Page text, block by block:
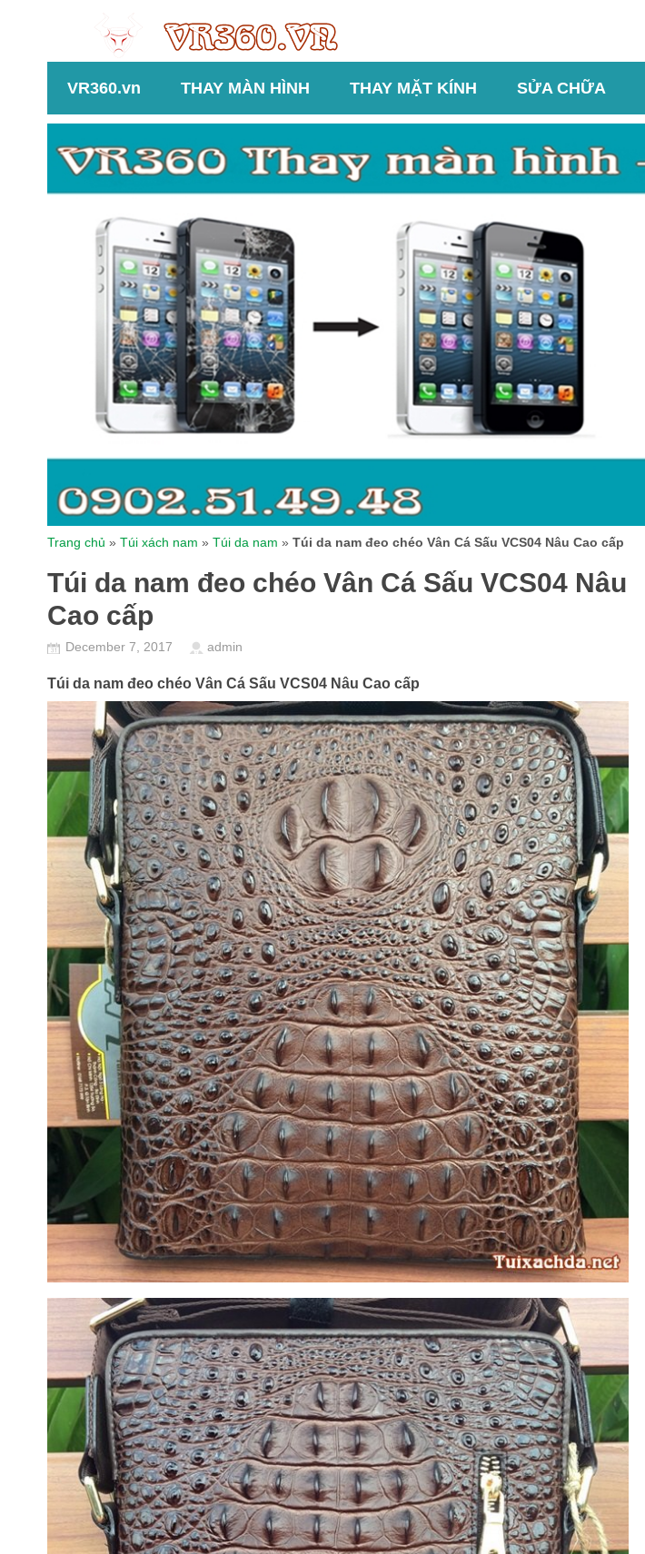
VR360.vn THAY MÀN HÌNH THAY MẶT KÍNH SỬA CHỮA
Trang chủ » Túi xách nam » Túi da nam » Túi da nam đeo chéo Vân Cá Sấu VCS04 Nâu Cao cấp
Túi da nam đeo chéo Vân Cá Sấu VCS04 Nâu
Cao cấp
December 7, 2017 admin
Túi da nam đeo chéo Vân Cá Sấu VCS04 Nâu Cao cấp